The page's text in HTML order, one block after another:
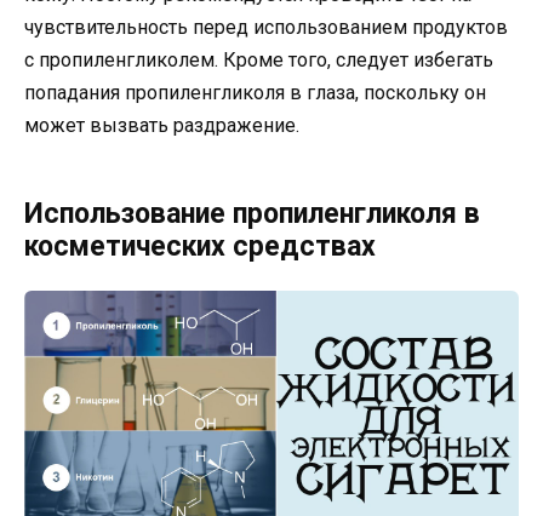
чувствительность перед использованием продуктов
с пропиленгликолем. Кроме того, следует избегать
попадания пропиленгликоля в глаза, поскольку он
может вызвать раздражение.
Использование пропиленгликоля в
косметических средствах